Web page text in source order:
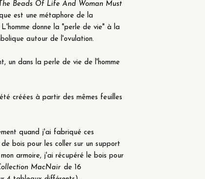
Beads Of Life And Woman Must
est une métaphore de la
donne la "perle de vie" à la
autour de l'ovulation.
un dans la perle de vie de l'homme
créées à partir des mêmes feuilles
quand j'ai fabriqué ces
bois pour les coller sur un support
armoire, j'ai récupéré le bois pour
MacNair de 16